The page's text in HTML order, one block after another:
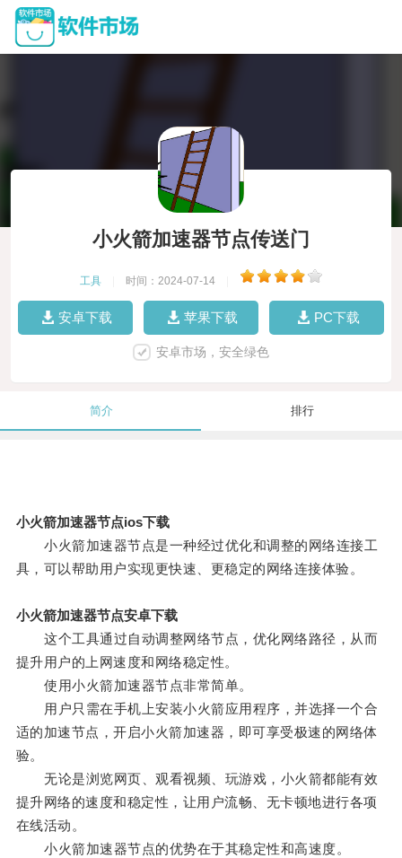
小火箭加速器节点传送门
工具 时间：2024-07-14
安卓下载 苹果下载 PC下载
安卓市场，安全绿色
简介 排行
小火箭加速器节点ios下载
小火箭加速器节点是一种经过优化和调整的网络连接工
具，可以帮助用户实现更快速、更稳定的网络连接体验。
小火箭加速器节点安卓下载
这个工具通过自动调整网络节点，优化网络路径，从而
提升用户的上网速度和网络稳定性。
使用小火箭加速器节点非常简单。
用户只需在手机上安装小火箭应用程序，并选择一个合
适的加速节点，开启小火箭加速器，即可享受极速的网络体
验。
无论是浏览网页、观看视频、玩游戏，小火箭都能有效
提升网络的速度和稳定性，让用户流畅、无卡顿地进行各项
在线活动。
小火箭加速器节点的优势在于其稳定性和高速度。